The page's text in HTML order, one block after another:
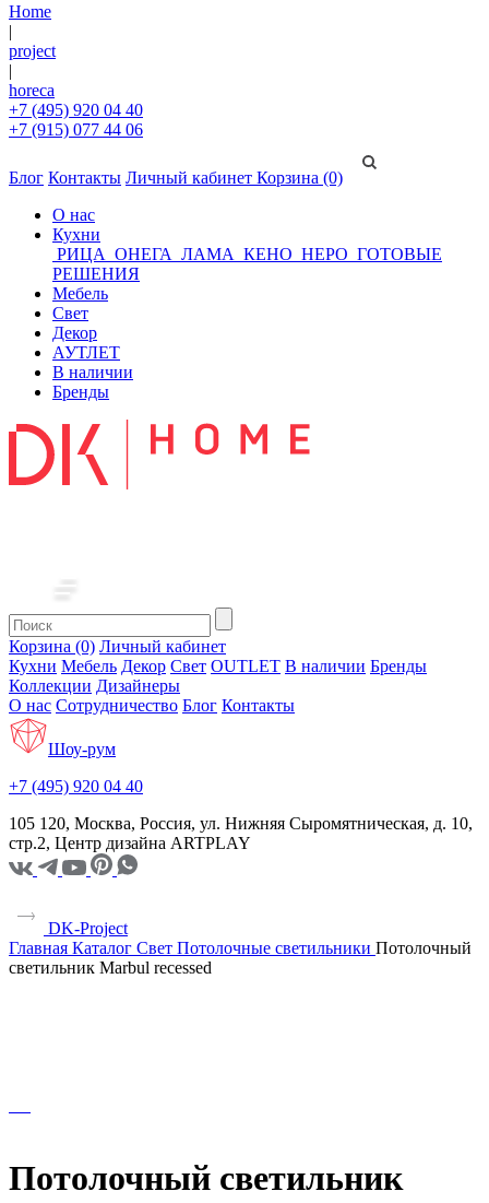
Home
|
project
|
horeca
+7 (495) 920 04 40
+7 (915) 077 44 06
Блог Контакты Личный кабинет Корзина (0)
О нас
Кухни
РИЦА ОНЕГА ЛАМА КЕНО НЕРО ГОТОВЫЕ
РЕШЕНИЯ
Мебель
Свет
Декор
АУТЛЕТ
В наличии
Бренды
Корзина (0) Личный кабинет
Кухни Мебель Декор Свет OUTLET В наличии Бренды
Коллекции Дизайнеры
О нас Сотрудничество Блог Контакты
Шоу-рум
+7 (495) 920 04 40
105 120, Москва, Россия, ул. Нижняя Сыромятническая, д. 10,
стр.2, Центр дизайна ARTPLAY
DK-Project
Главная Каталог Свет Потолочные светильники Потолочный
светильник Marbul recessed
Потолочный светильник